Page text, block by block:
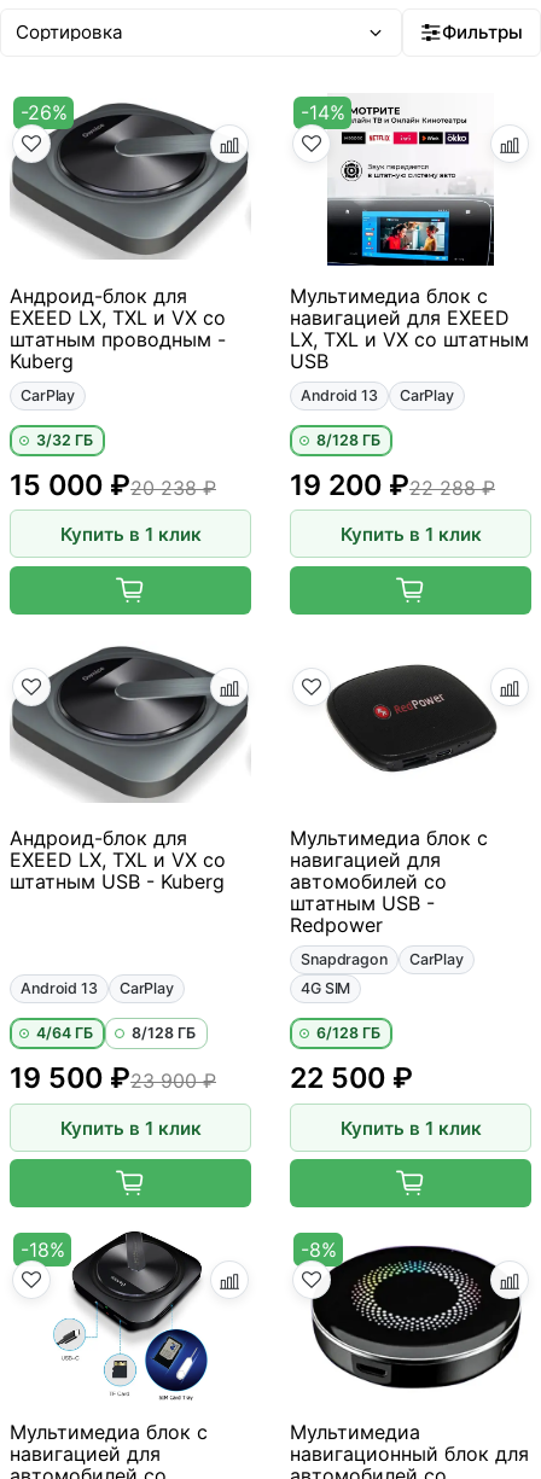
Фильтры
-26%
Андроид-блок для
EXEED LX, TXL и VX со
штатным проводным -
Kuberg
CarPlay
3/32 ГБ
20 238 ₽
15 000 ₽
Купить в 1 клик
-14%
Мультимедиа блок с
навигацией для EXEED
LX, TXL и VX со штатным
USB
Android 13 CarPlay
8/128 ГБ
22 288 ₽
19 200 ₽
Купить в 1 клик
Андроид-блок для
EXEED LX, TXL и VX со
штатным USB - Kuberg
Android 13 CarPlay
4/64 ГБ 8/128 ГБ
19 500 ₽23 900 ₽
Купить в 1 клик
Мультимедиа блок с
навигацией для
автомобилей со
штатным USB -
Redpower
Snapdragon
CarPlay
4G SIM
6/128 ГБ
22 500 ₽
Купить в 1 клик
-18%
Мультимедиа блок с
навигацией для
-8%
Мультимедиа
навигационный блок для